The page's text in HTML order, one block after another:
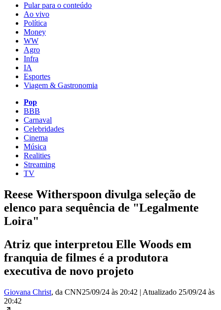
Pular para o conteúdo
Ao vivo
Política
Money
WW
Agro
Infra
IA
Esportes
Viagem & Gastronomia
Pop
BBB
Carnaval
Celebridades
Cinema
Música
Realities
Streaming
TV
Reese Witherspoon divulga seleção de
elenco para sequência de "Legalmente
Loira"
Atriz que interpretou Elle Woods em
franquia de filmes é a produtora
executiva de novo projeto
Giovana Christ, da CNN25/09/24 às 20:42 | Atualizado 25/09/24 às
20:42